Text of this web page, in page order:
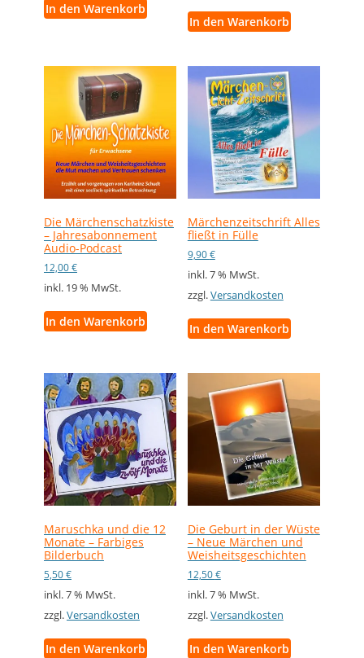
In den Warenkorb
In den Warenkorb
Die Märchenschatzkiste
– Jahresabonnement
Audio-Podcast
12,00€
inkl. 19 % MwSt.
In den Warenkorb
Märchenzeitschrift Alles
fließt in Fülle
9,90€
inkl. 7 % MwSt.
zzgl.Versandkosten
In den Warenkorb
Maruschka und die 12
Monate – Farbiges
Bilderbuch
5,50€
inkl. 7 % MwSt.
zzgl.Versandkosten
In den Warenkorb
Die Geburt in der Wüste
– Neue Märchen und
Weisheitsgeschichten
12,50€
inkl. 7 % MwSt.
zzgl.Versandkosten
In den Warenkorb